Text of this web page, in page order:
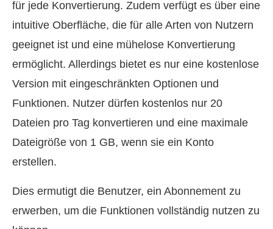
für jede Konvertierung. Zudem verfügt es über eine
intuitive Oberfläche, die für alle Arten von Nutzern
geeignet ist und eine mühelose Konvertierung
ermöglicht. Allerdings bietet es nur eine kostenlose
Version mit eingeschränkten Optionen und
Funktionen. Nutzer dürfen kostenlos nur 20
Dateien pro Tag konvertieren und eine maximale
Dateigröße von 1 GB, wenn sie ein Konto
erstellen.
Dies ermutigt die Benutzer, ein Abonnement zu
erwerben, um die Funktionen vollständig nutzen zu